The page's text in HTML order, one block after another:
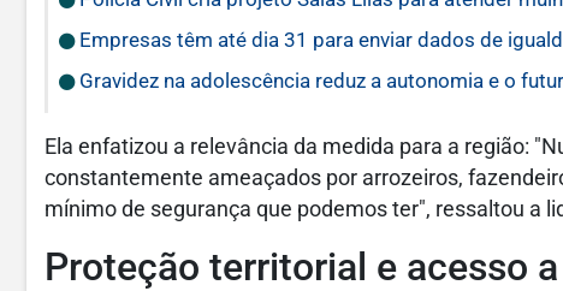
Empresas têm até dia 31 para enviar dados de
Gravidez na adolescência reduz a autonomia e o
Ela enfatizou a relevância da medida para a região:
constantemente ameaçados por arrozeiros,
mínimo de segurança que podemos ter", ressaltou a
Proteção territorial e acesso